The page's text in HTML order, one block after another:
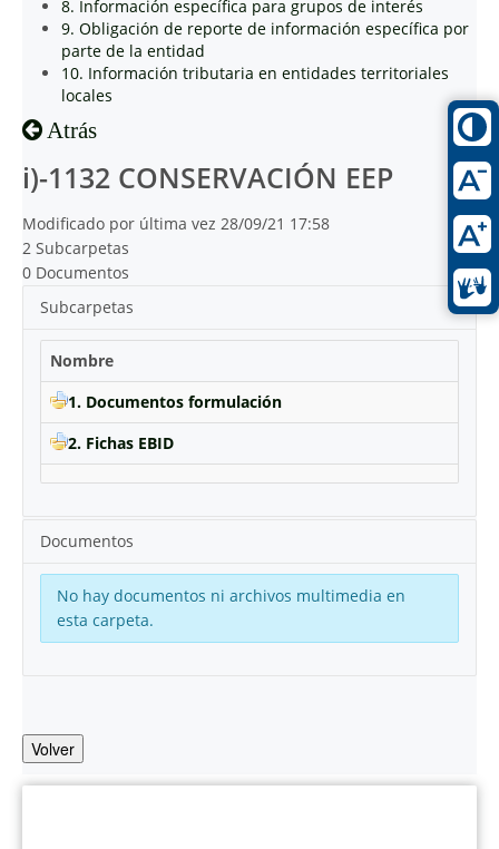
8. Información específica para grupos de interés
9. Obligación de reporte de información específica por
parte de la entidad
10. Información tributaria en entidades territoriales
locales
Atrás
i)-1132 CONSERVACIÓN EEP
Modificado por última vez 28/09/21 17:58
2 Subcarpetas
0 Documentos
Subcarpetas
Nombre
1. Documentos formulación
2. Fichas EBID
Documentos
No hay documentos ni archivos multimedia en
esta carpeta.
Volver